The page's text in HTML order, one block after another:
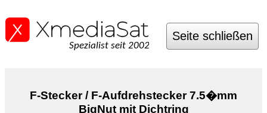
Spezialist seit 2002
Seite schließen
F-Stecker / F-Aufdrehstecker 7.5�mm
BigNut mit Dichtring